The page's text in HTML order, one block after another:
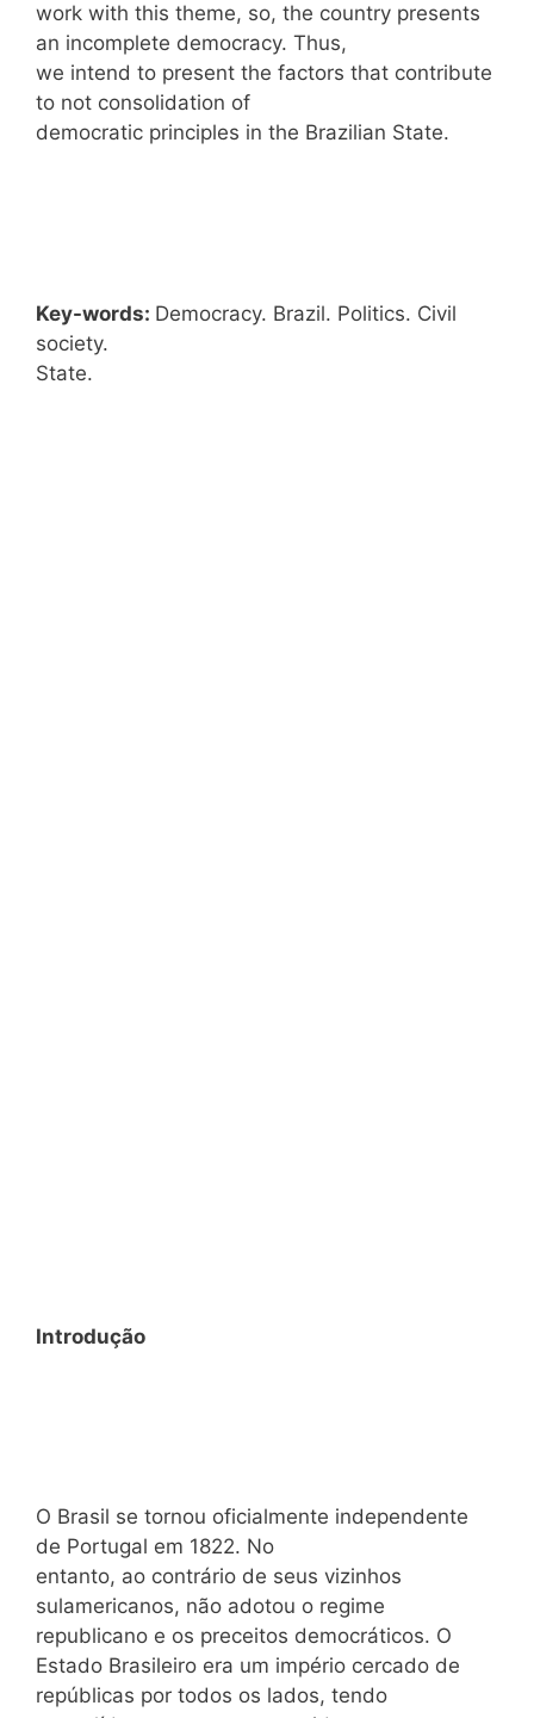
work with this theme, so, the country presents
an incomplete democracy. Thus,
we intend to present the factors that contribute
to not consolidation of
democratic principles in the Brazilian State.
Key-words: Democracy. Brazil. Politics. Civil
society.
State.
Introdução
O Brasil se tornou oficialmente independente
de Portugal em 1822. No
entanto, ao contrário de seus vizinhos
sulamericanos, não adotou o regime
republicano e os preceitos democráticos. O
Estado Brasileiro era um império cercado de
repúblicas por todos os lados, tendo